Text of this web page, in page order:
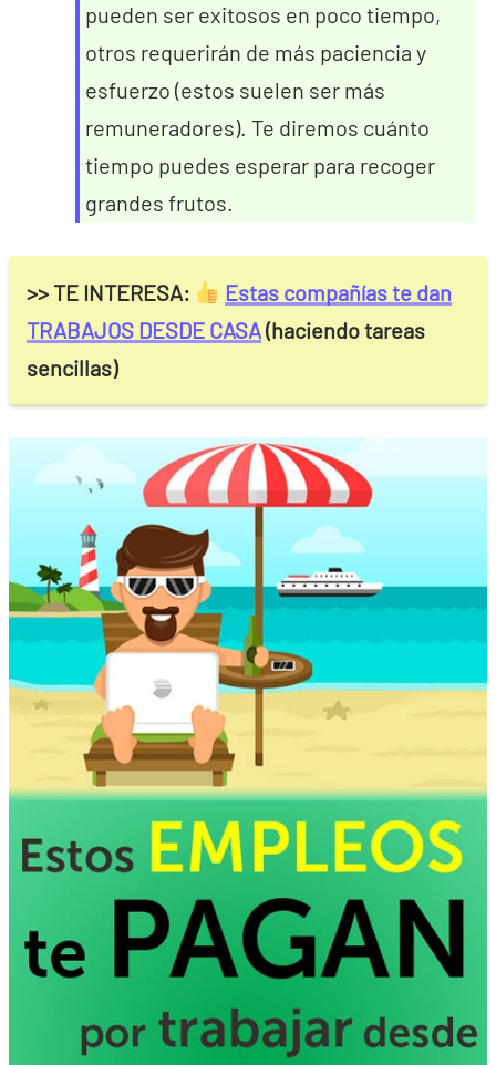
pueden ser exitosos en poco tiempo,
otros requerirán de más paciencia y
esfuerzo (estos suelen ser más
remuneradores). Te diremos cuánto
tiempo puedes esperar para recoger
grandes frutos.
>> TE INTERESA:
Estas compañías te dan
TRABAJOS DESDE CASA(haciendo tareas
sencillas)